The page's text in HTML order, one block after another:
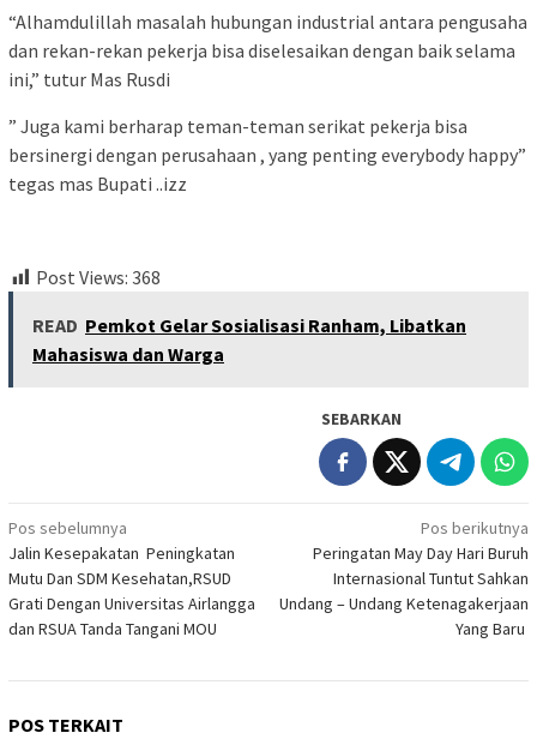
“Alhamdulillah masalah hubungan industrial antara pengusaha
dan rekan-rekan pekerja bisa diselesaikan dengan baik selama
ini,” tutur Mas Rusdi
” Juga kami berharap teman-teman serikat pekerja bisa
bersinergi dengan perusahaan , yang penting everybody happy”
tegas mas Bupati ..izz
Post Views: 368
READ Pemkot Gelar Sosialisasi Ranham, Libatkan
Mahasiswa dan Warga
SEBARKAN
Navigasi
pos
Pos sebelumnya
Jalin Kesepakatan Peningkatan
Mutu Dan SDM Kesehatan,RSUD
Grati Dengan Universitas Airlangga
dan RSUA Tanda Tangani MOU
Pos berikutnya
Peringatan May Day Hari Buruh
Internasional Tuntut Sahkan
Undang – Undang Ketenagakerjaan
Yang Baru
POS TERKAIT